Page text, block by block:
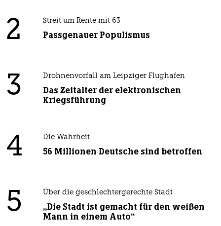
2 Streit um Rente mit 63
Passgenauer Populismus
3 Drohnenvorfall am Leipziger Flughafen
Das Zeitalter der elektronischen
Kriegsführung
4 Die Wahrheit
56 Millionen Deutsche sind betroffen
5 Über die geschlechtergerechte Stadt
„Die Stadt ist gemacht für den weißen
Mann in einem Auto“